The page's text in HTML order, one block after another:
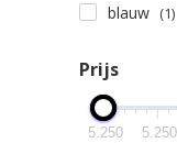
blauw (1)
Prijs
5.250 5.250